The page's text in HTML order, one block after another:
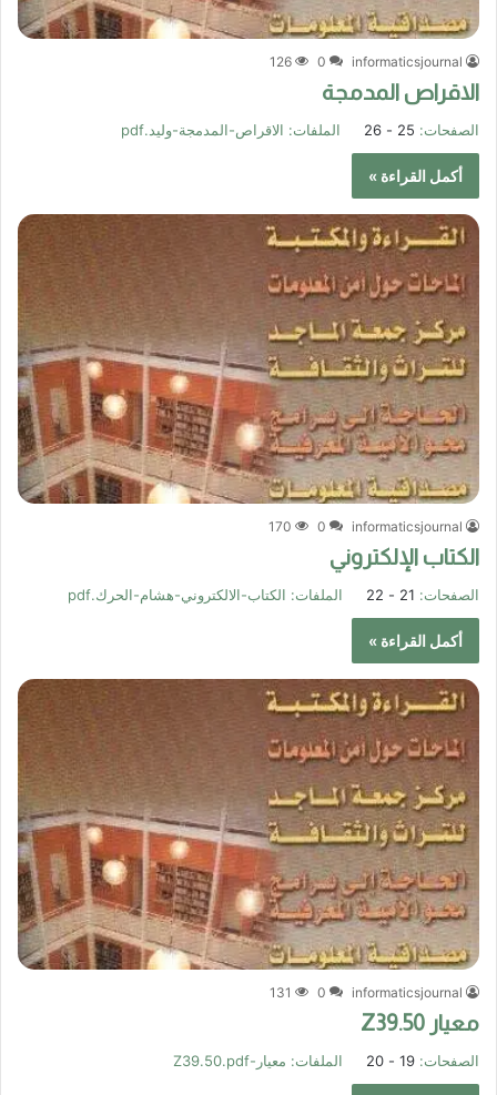
informaticsjournal
0
126
الاقراص المدمجة
الصفحات: 25 - 26 الملفات: الاقراص-المدمجة-وليد.pdf
أكمل القراءة »
informaticsjournal
0
170
الكتاب الإلكتروني
الصفحات: 21 - 22 الملفات: الكتاب-الالكتروني-هشام-الحرك.pdf
أكمل القراءة »
informaticsjournal
0
131
معيار Z39.50
الصفحات: 19 - 20 الملفات: معيار-Z39.50.pdf